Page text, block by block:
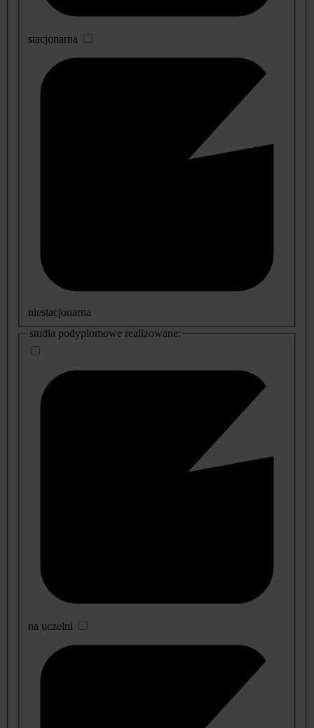
stacjonarna
niestacjonarna
studia podyplomowe realizowane:
na uczelni